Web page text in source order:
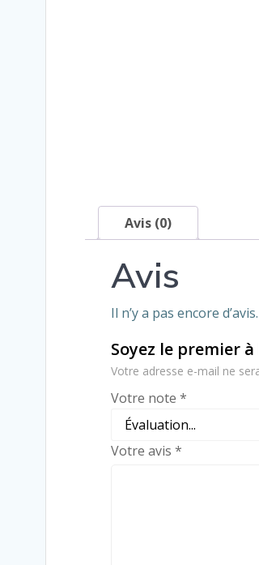
Avis (0)
Avis
Il n’y a pas encore d’avis.
Soyez le premier
Votre adresse e-mail ne
Votre note *
Votre avis *